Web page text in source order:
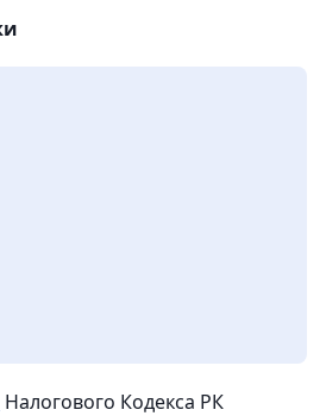
Налогового Кодекса РК